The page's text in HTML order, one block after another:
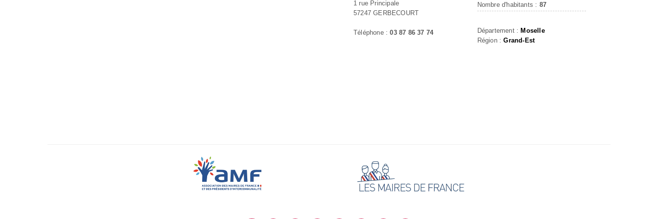
1 rue Principale
57247 GERBECOURT
Téléphone :03 87 86 37 74
Nombre d'habitants : 87
Département : Moselle
Région :Grand-Est